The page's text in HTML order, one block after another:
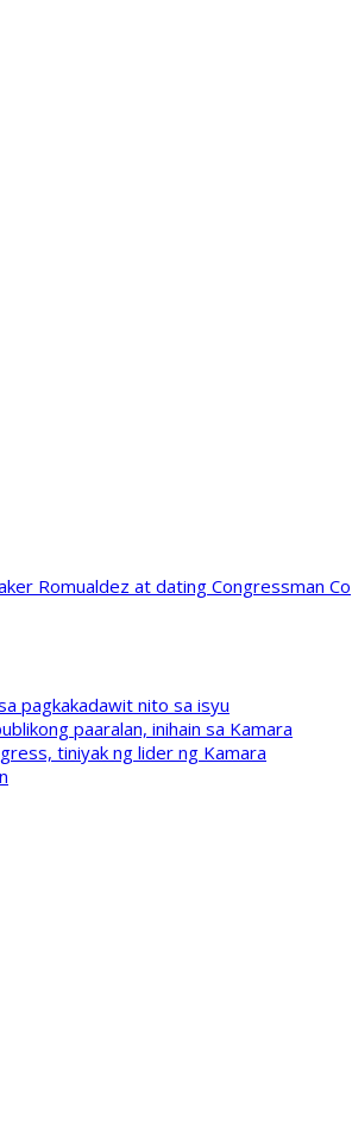
Romualdez at dating Congressman Co
pagkakadawit nito sa isyu
paaralan, inihain sa Kamara
tiniyak ng lider ng Kamara